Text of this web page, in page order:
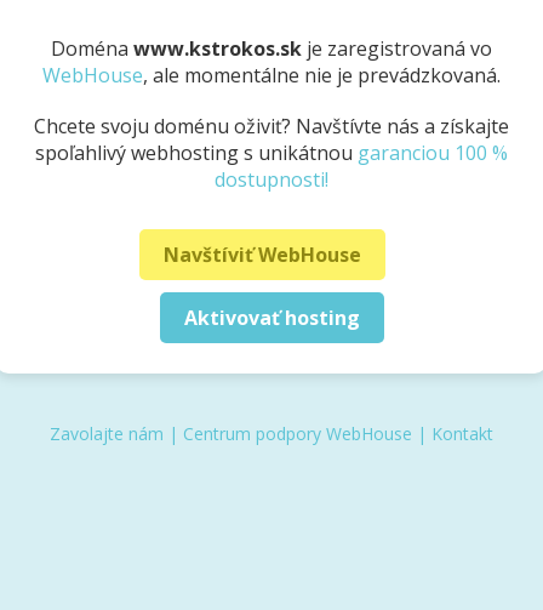
Doména www.kstrokos.sk je zaregistrovaná vo
WebHouse, ale momentálne nie je prevádzkovaná.
Chcete svoju doménu oživiť? Navštívte nás a získajte
spoľahlivý webhosting s unikátnou garanciou 100 %
dostupnosti!
Navštíviť WebHouse
Aktivovať hosting
Zavolajte nám | Centrum podpory WebHouse | Kontakt